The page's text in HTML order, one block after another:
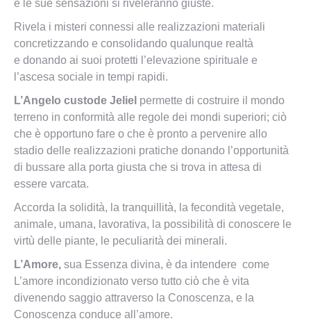
e le sue sensazioni si riveleranno giuste.
Rivela i misteri connessi alle realizzazioni materiali
concretizzando e consolidando qualunque realtà
e donando ai suoi protetti l’elevazione spirituale e
l’ascesa sociale in tempi rapidi.
L’Angelo custode Jeliel permette di costruire il mondo
terreno in conformità alle regole dei mondi superiori; ciò
che è opportuno fare o che è pronto a pervenire allo
stadio delle realizzazioni pratiche donando l’opportunità
di bussare alla porta giusta che si trova in attesa di
essere varcata.
Accorda la solidità, la tranquillità, la fecondità vegetale,
animale, umana, lavorativa, la possibilità di conoscere le
virtù delle piante, le peculiarità dei minerali.
L’Amore, sua Essenza divina, è da intendere come
L’amore incondizionato verso tutto ciò che è vita
divenendo saggio attraverso la Conoscenza, e la
Conoscenza conduce all’amore.